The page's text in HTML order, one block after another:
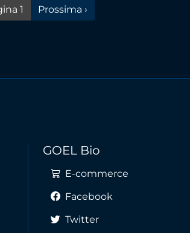
1 Pagina successiva
Prossima ›
GOEL Bio
E-commerce
Facebook
Twitter